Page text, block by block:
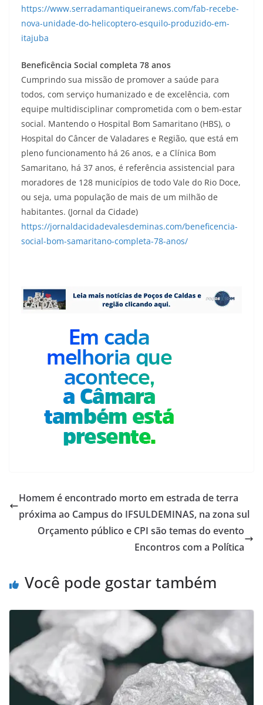
https://www.serradamantiqueiranews.com/fab-recebe-
nova-unidade-do-helicoptero-esquilo-produzido-em-
itajuba
Beneficência Social completa 78 anos
Cumprindo sua missão de promover a saúde para
todos, com serviço humanizado e de excelência, com
equipe multidisciplinar comprometida com o bem-estar
social. Mantendo o Hospital Bom Samaritano (HBS), o
Hospital do Câncer de Valadares e Região, que está em
pleno funcionamento há 26 anos, e a Clínica Bom
Samaritano, há 37 anos, é referência assistencial para
moradores de 128 municípios de todo Vale do Rio Doce,
ou seja, uma população de mais de um milhão de
habitantes. (Jornal da Cidade)
https://jornaldacidadevalesdeminas.com/beneficencia-
social-bom-samaritano-completa-78-anos/
Homem é encontrado morto em estrada de terra
próxima ao Campus do IFSULDEMINAS, na zona sul
Orçamento público e CPI são temas do evento
Encontros com a Política
Você pode gostar também